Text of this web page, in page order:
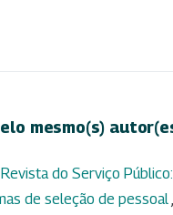
mesmo(s)
Revista do Serviço
de seleção de pessoal,